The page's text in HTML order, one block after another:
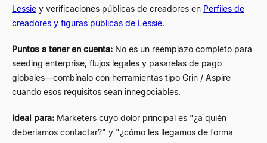
Lessie y verificaciones públicas de creadores en Perfiles de
creadores y figuras públicas de Lessie.
Puntos a tener en cuenta: No es un reemplazo completo para
seeding enterprise, flujos legales y pasarelas de pago
globales—combínalo con herramientas tipo Grin / Aspire
cuando esos requisitos sean innegociables.
Ideal para: Marketers cuyo dolor principal es "¿a quién
deberíamos contactar?" y "¿cómo les llegamos de forma